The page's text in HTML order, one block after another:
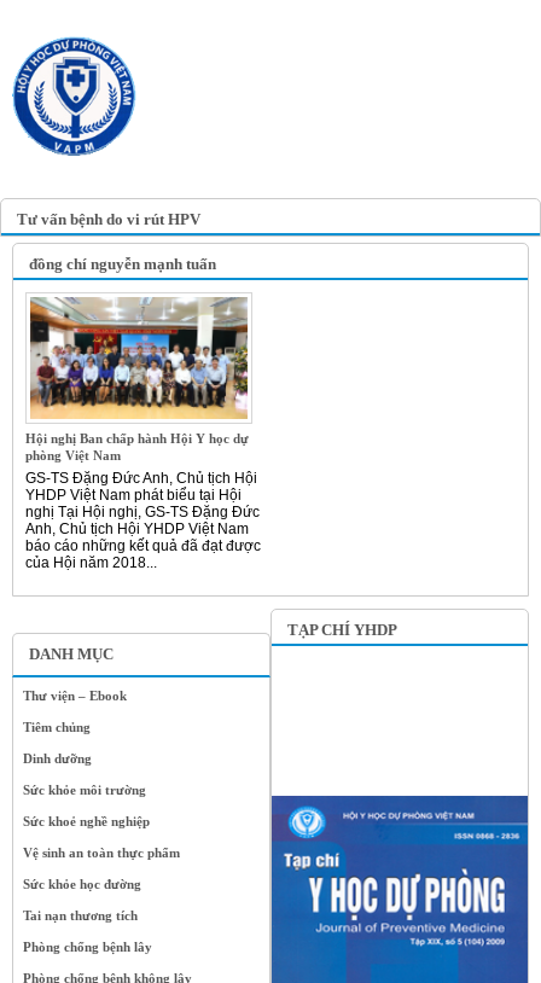
Tư vấn bệnh do vi rút HPV
DANH MỤC
Thư viện – Ebook
Tiêm chủng
Dinh dưỡng
Sức khỏe môi trường
Sức khoẻ nghề nghiệp
Vệ sinh an toàn thực phẩm
Sức khỏe học đường
Tai nạn thương tích
Phòng chống bệnh lây
Phòng chống bệnh không lây
đồng chí nguyễn mạnh tuấn
Hội nghị Ban chấp hành Hội Y học dự
phòng Việt Nam
GS-TS Đặng Đức Anh, Chủ tịch Hội
YHDP Việt Nam phát biểu tại Hội
nghị Tại Hội nghị, GS-TS Đặng Đức
Anh, Chủ tịch Hội YHDP Việt Nam
báo cáo những kết quả đã đạt được
của Hội năm 2018...
TẠP CHÍ YHDP